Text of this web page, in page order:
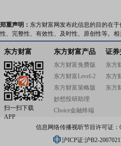
郑重声明： 东方财富网发布此信息的目的在
性、完整性、有效性、及时性、原创性等。
东方财富
扫一扫下载
APP
东方财富产品
东方财富免费版
东方财富Level-2
东方财富策略版
妙想投研助理
Choice金融终端
证券
东方
东方
东方
信息网络传播视听节目许可证：
沪ICP证:沪B2-